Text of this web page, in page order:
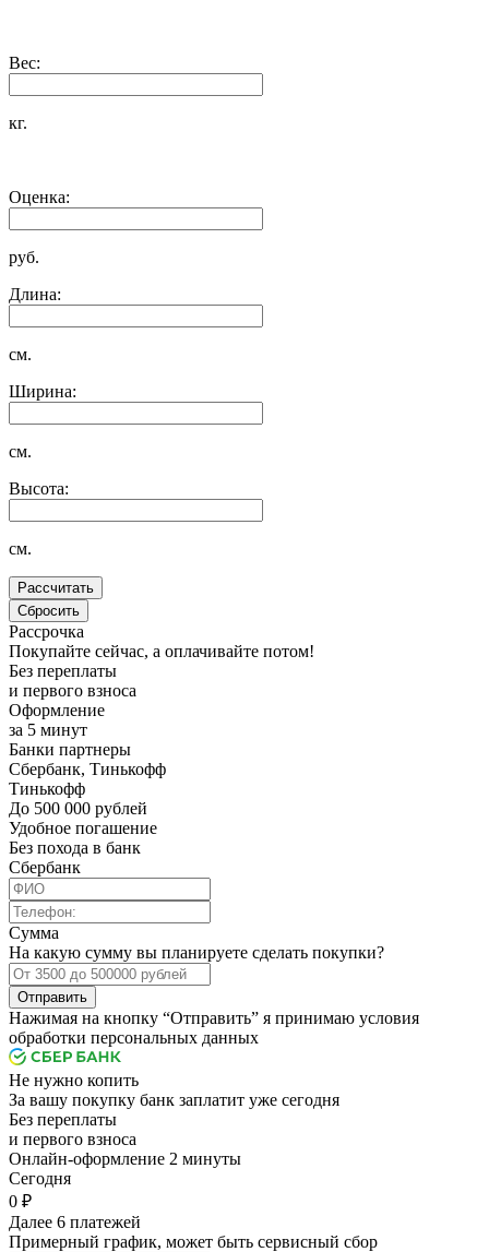
Вес:
кг.
Оценка:
руб.
Длина:
см.
Ширина:
см.
Высота:
см.
Рассрочка
Покупайте сейчас, а оплачивайте потом!
Без переплаты
и первого взноса
Оформление
за 5 минут
Банки партнеры
Сбербанк, Тинькофф
Тинькофф
До 500 000 рублей
Удобное погашение
Без похода в банк
Сбербанк
Сумма
На какую сумму вы планируете сделать покупки?
Отправить
Нажимая на кнопку “Отправить” я принимаю условия
обработки персональных данных
Не нужно копить
За вашу покупку банк заплатит уже сегодня
Без переплаты
и первого взноса
Онлайн-оформление 2 минуты
Cегодня
0 ₽
Далее 6 платежей
Примерный график, может быть сервисный сбор